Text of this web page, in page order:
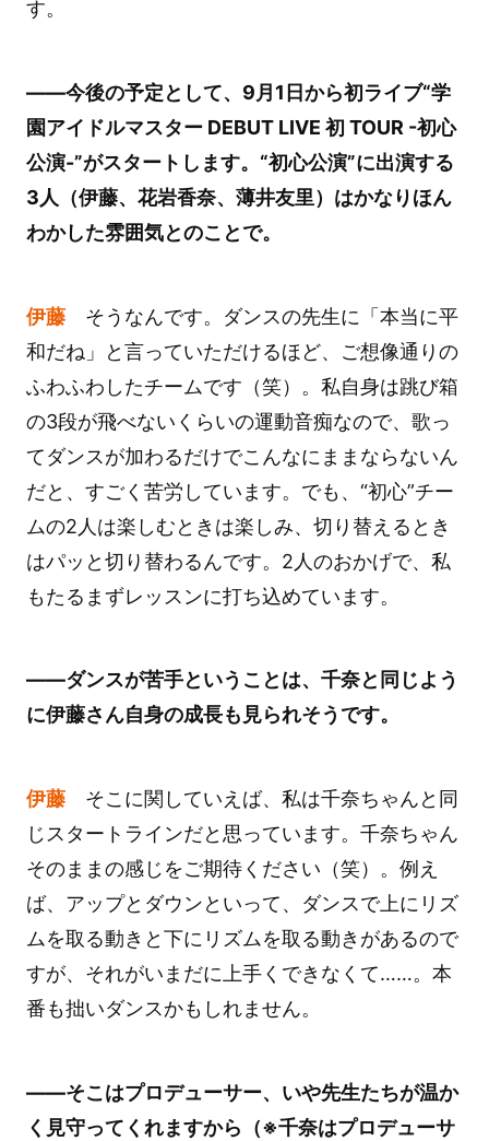
す。
――今後の予定として、9月1日から初ライブ“学
園アイドルマスター DEBUT LIVE 初 TOUR -初心
公演-”がスタートします。“初心公演”に出演する
3人（伊藤、花岩香奈、薄井友里）はかなりほん
わかした雰囲気とのことで。
伊藤そうなんです。ダンスの先生に「本当に平
和だね」と言っていただけるほど、ご想像通りの
ふわふわしたチームです（笑）。私自身は跳び箱
の3段が飛べないくらいの運動音痴なので、歌っ
てダンスが加わるだけでこんなにままならないん
だと、すごく苦労しています。でも、“初心”チー
ムの2人は楽しむときは楽しみ、切り替えるとき
はパッと切り替わるんです。2人のおかげで、私
もたるまずレッスンに打ち込めています。
――ダンスが苦手ということは、千奈と同じよう
に伊藤さん自身の成長も見られそうです。
伊藤そこに関していえば、私は千奈ちゃんと同
じスタートラインだと思っています。千奈ちゃん
そのままの感じをご期待ください（笑）。例え
ば、アップとダウンといって、ダンスで上にリズ
ムを取る動きと下にリズムを取る動きがあるので
すが、それがいまだに上手くできなくて……。本
番も拙いダンスかもしれません。
――そこはプロデューサー、いや先生たちが温か
く見守ってくれますから（※千奈はプロデューサ